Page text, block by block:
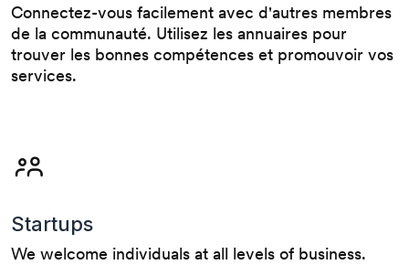
Connectez-vous facilement avec d'autres membres
de la communauté. Utilisez les annuaires pour
trouver les bonnes compétences et promouvoir vos
services.
Startups
We welcome individuals at all levels of business.